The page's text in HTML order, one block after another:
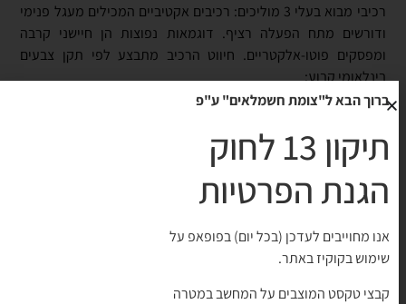
רכיבי מבוא בעלי 3 מוליכים: רכיבים אקטיביים המכילים מעגל פנימי
ודורשים מתח הפעלה רציף. דוגמאות נפוצות הן חיישני קרבה
ומפסקים פוטו-אלקטריים. חיווט הרכיב מתבצע לפי תקן צבעים
בינלאומי קבוע:
מוליך חום מתחבר לאספקה החיובית (+24VDC).
מוליך כחול מתחבר לחזרת ספק הכוח (0V).
מוליך שחור משמש כמוצא האות ומספק את כניסת המידע
לכרטיס ה-PLC.
למודול כניסות Sinking.
ברוך הבא ל"צומת חשמלאים" ע"פ
תיקון 13 לחוק
הגנת הפרטיות
אנו מחוייבים לעדכן (בכל יום) בפופאפ על
שימוש בקוקיז באתר.
קבצי טקסט המוצבים על המחשב במטרה